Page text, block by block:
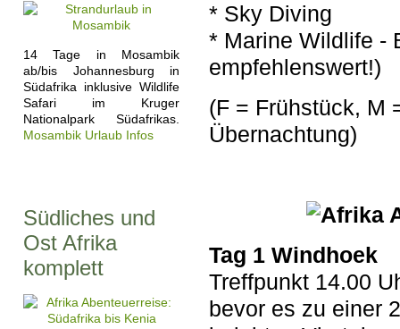
14 Tage in Mosambik
ab/bis Johannesburg in
Südafrika inklusive Wildlife
Safari im Kruger
Nationalpark Südafrikas.
Mosambik Urlaub Infos
Südliches und
Ost Afrika
komplett
* Sky Diving
* Marine Wildlife -
empfehlenswert!)
(F = Frühstück, M
Übernachtung)
Tag 1 Windhoek
Treffpunkt 14.00
bevor es zu einer